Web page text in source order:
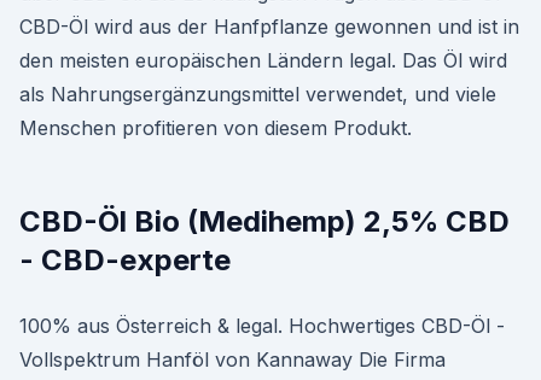
CBD-Öl wird aus der Hanfpflanze gewonnen und ist in
den meisten europäischen Ländern legal. Das Öl wird
als Nahrungsergänzungsmittel verwendet, und viele
Menschen profitieren von diesem Produkt.
CBD-Öl Bio (Medihemp) 2,5% CBD
- CBD-experte
100% aus Österreich & legal. Hochwertiges CBD-Öl -
Vollspektrum Hanföl von Kannaway Die Firma